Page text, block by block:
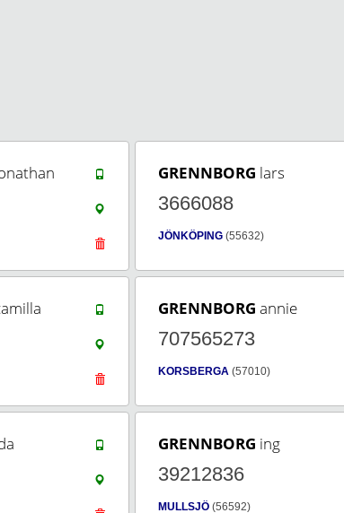
GRENNBORG lars
3666088
JÖNKÖPING (55632)
GRENNBORG annie
707565273
KORSBERGA (57010)
GRENNBORG ing
39212836
MULLSJÖ (56592)